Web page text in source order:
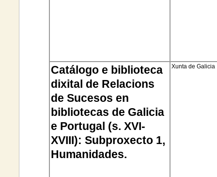
Catálogo e biblioteca
dixital de Relacions
de Sucesos en
bibliotecas de Galicia
e Portugal (s. XVI-
XVIII):Subproxecto 1,
Humanidades.
Xunta de Galicia